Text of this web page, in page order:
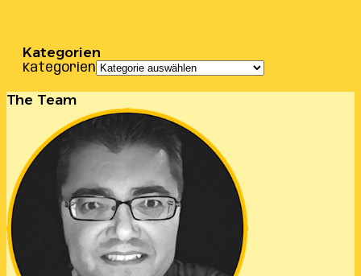
Kategorien
Kategorien
The Team